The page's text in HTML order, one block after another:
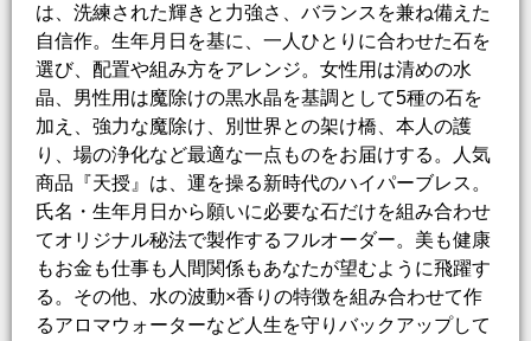
は、洗練された輝きと力強さ、バランスを兼ね備えた
自信作。生年月日を基に、一人ひとりに合わせた石を
選び、配置や組み方をアレンジ。女性用は清めの水
晶、男性用は魔除けの黒水晶を基調として5種の石を
加え、強力な魔除け、別世界との架け橋、本人の護
り、場の浄化など最適な一点ものをお届けする。人気
商品『天授』は、運を操る新時代のハイパーブレス。
氏名・生年月日から願いに必要な石だけを組み合わせ
てオリジナル秘法で製作するフルオーダー。美も健康
もお金も仕事も人間関係もあなたが望むように飛躍す
る。その他、水の波動×香りの特徴を組み合わせて作
るアロマウォーターなど人生を守りバックアップして